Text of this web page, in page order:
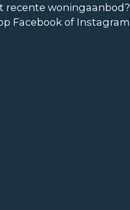
recente woningaanbod?
Facebook of Instagram